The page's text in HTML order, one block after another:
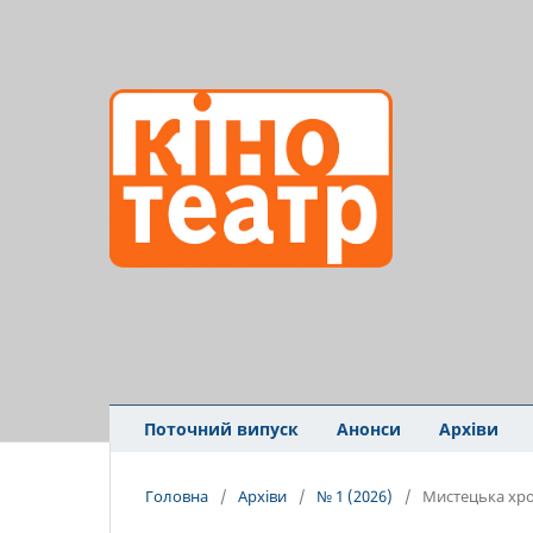
Поточний випуск Анонси Архіви
Головна / Архіви / № 1 (2026) / Мистецька